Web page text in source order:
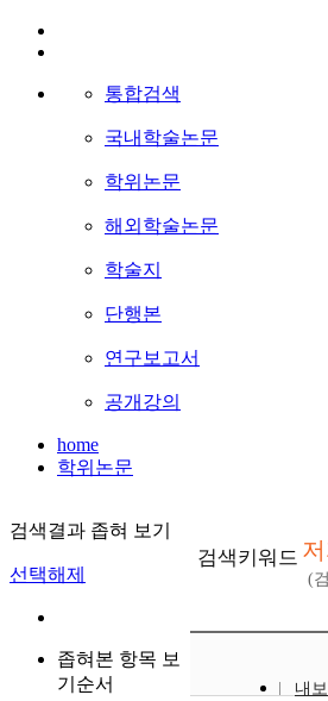
통합검색
국내학술논문
학위논문
해외학술논문
학술지
단행본
연구보고서
공개강의
home
학위논문
검색결과 좁혀 보기
선택해제
좁혀본 항목 보
기순서
검색키워드
(
내